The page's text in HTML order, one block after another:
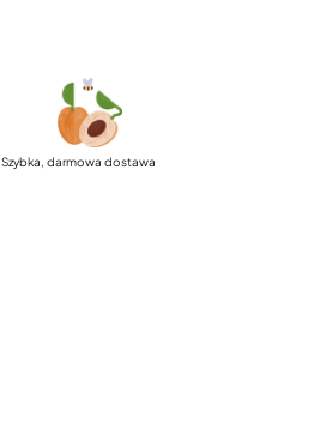
Szybka, darmowa dostawa